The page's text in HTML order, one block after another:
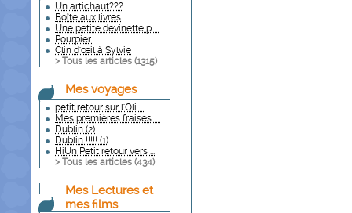
Un artichaut???
Boîte aux livres
Une petite devinette p ...
Pourpier..
Clin d'œil à Sylvie
> Tous les articles (1315)
Mes voyages
petit retour sur l'Oli ...
Mes premières fraises. ...
Dublin (2)
Dublin !!!!! (1)
HiUn Petit retour vers ...
> Tous les articles (434)
Mes Lectures et
mes films